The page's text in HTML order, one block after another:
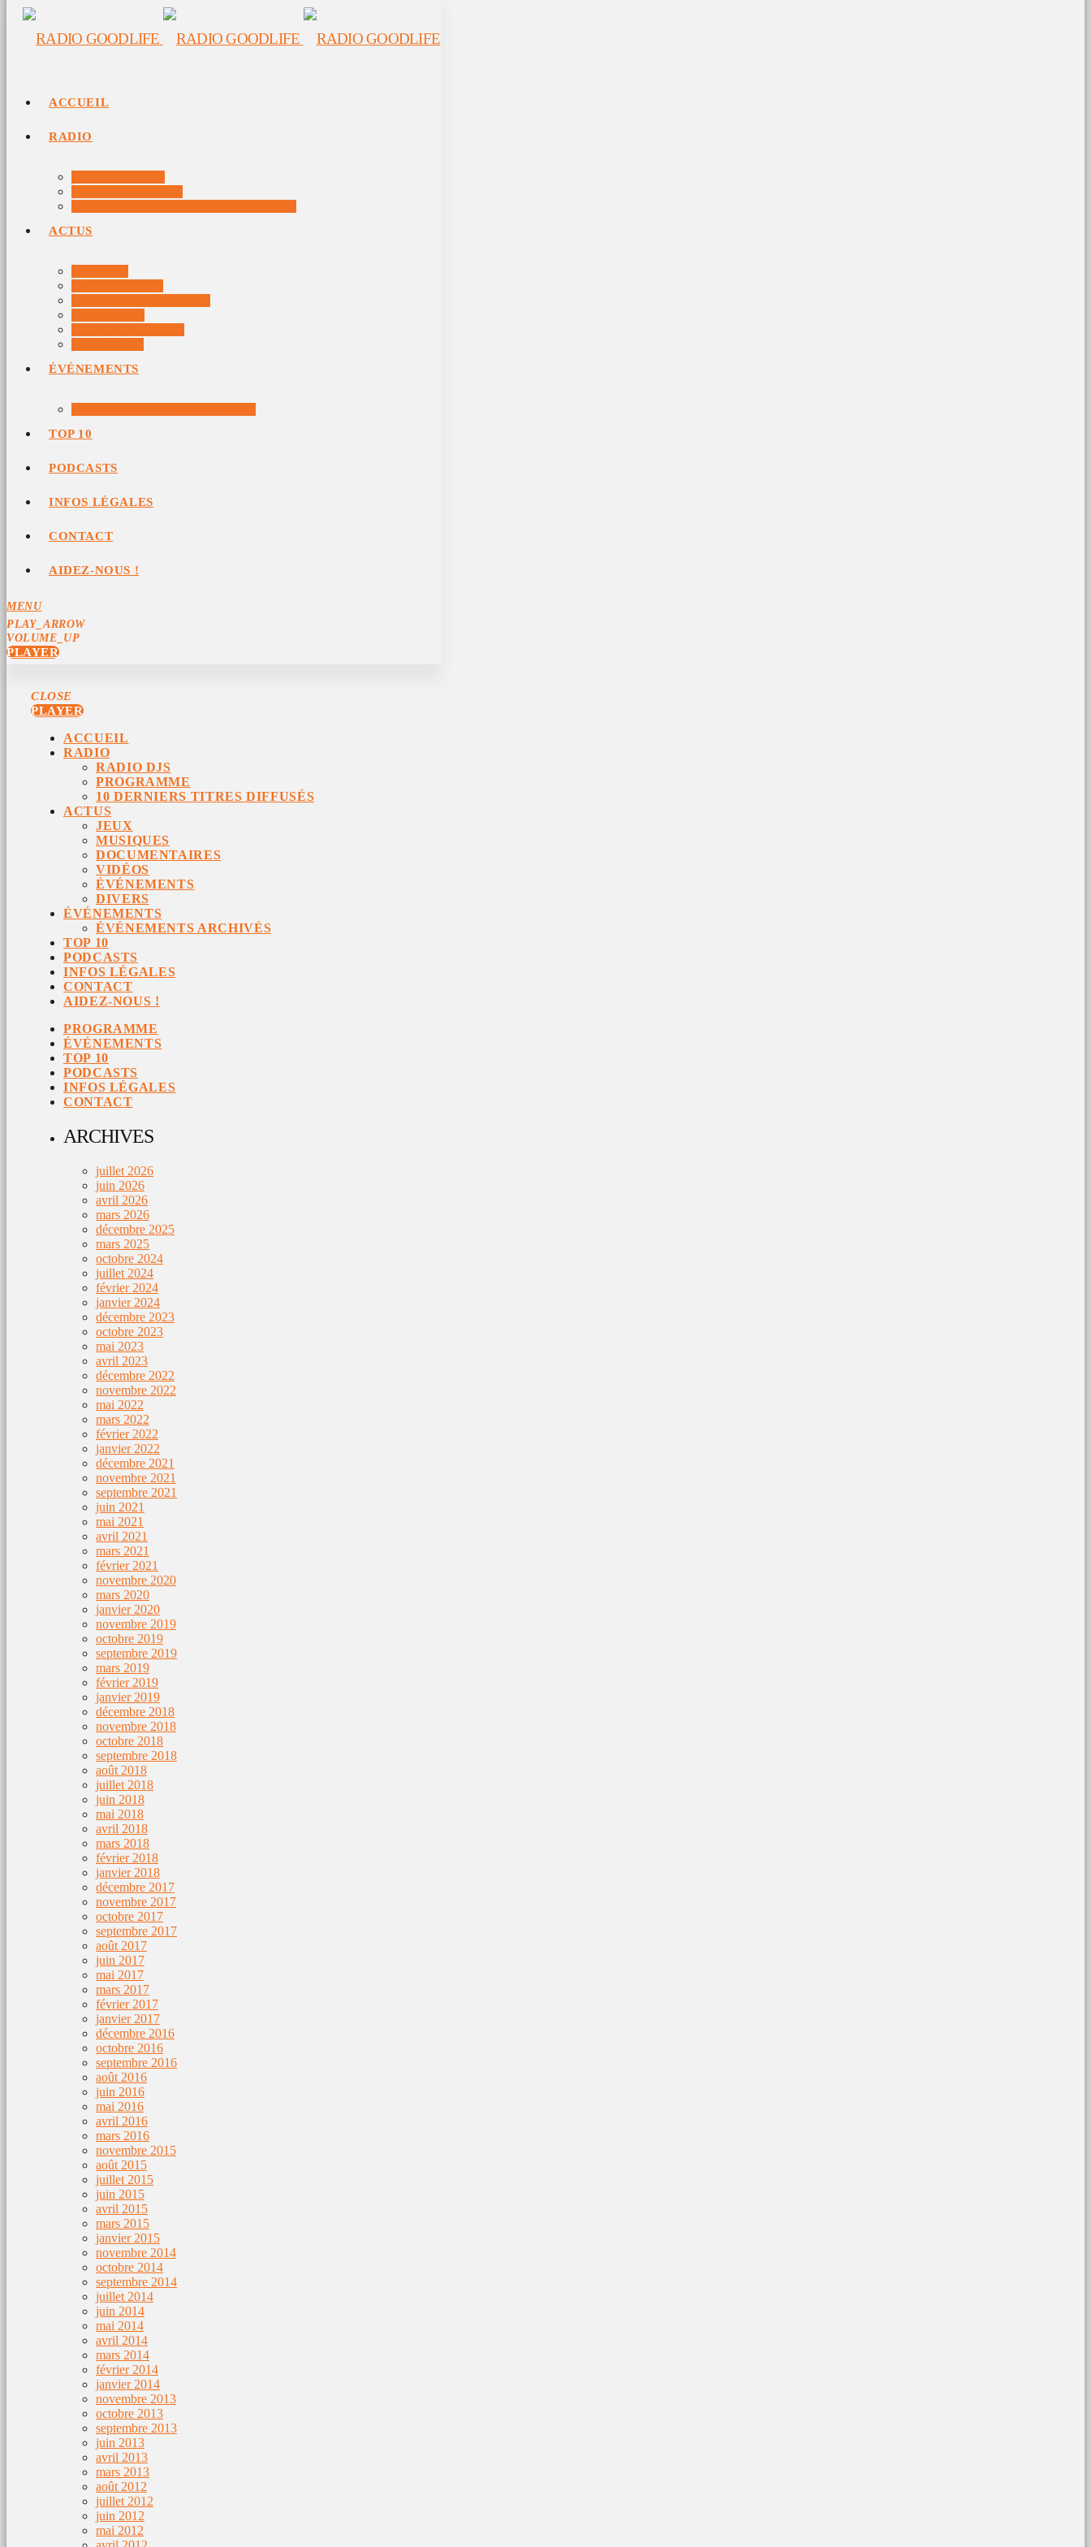
ACCUEIL
RADIO
ACTUS
ÉVÉNEMENTS
TOP 10
PODCASTS
INFOS LÉGALES
CONTACT
AIDEZ-NOUS !
MENU
PLAY_ARROW
VOLUME_UP
PLAYER
CLOSE
PLAYER
ACCUEIL
RADIO
RADIO DJS
PROGRAMME
10 DERNIERS TITRES DIFFUSÉS
ACTUS
JEUX
MUSIQUES
DOCUMENTAIRES
VIDÉOS
ÉVÉNEMENTS
DIVERS
ÉVÉNEMENTS
ÉVÉNEMENTS ARCHIVÉS
TOP 10
PODCASTS
INFOS LÉGALES
CONTACT
AIDEZ-NOUS !
PROGRAMME
ÉVÉNEMENTS
TOP 10
PODCASTS
INFOS LÉGALES
CONTACT
ARCHIVES
juillet 2026
juin 2026
avril 2026
mars 2026
décembre 2025
mars 2025
octobre 2024
juillet 2024
février 2024
janvier 2024
décembre 2023
octobre 2023
mai 2023
avril 2023
décembre 2022
novembre 2022
mai 2022
mars 2022
février 2022
janvier 2022
décembre 2021
novembre 2021
septembre 2021
juin 2021
mai 2021
avril 2021
mars 2021
février 2021
novembre 2020
mars 2020
janvier 2020
novembre 2019
octobre 2019
septembre 2019
mars 2019
février 2019
janvier 2019
décembre 2018
novembre 2018
octobre 2018
septembre 2018
août 2018
juillet 2018
juin 2018
mai 2018
avril 2018
mars 2018
février 2018
janvier 2018
décembre 2017
novembre 2017
octobre 2017
septembre 2017
août 2017
juin 2017
mai 2017
mars 2017
février 2017
janvier 2017
décembre 2016
octobre 2016
septembre 2016
août 2016
juin 2016
mai 2016
avril 2016
mars 2016
novembre 2015
août 2015
juillet 2015
juin 2015
avril 2015
mars 2015
janvier 2015
novembre 2014
octobre 2014
septembre 2014
juillet 2014
juin 2014
mai 2014
avril 2014
mars 2014
février 2014
janvier 2014
novembre 2013
octobre 2013
septembre 2013
juin 2013
avril 2013
mars 2013
août 2012
juillet 2012
juin 2012
mai 2012